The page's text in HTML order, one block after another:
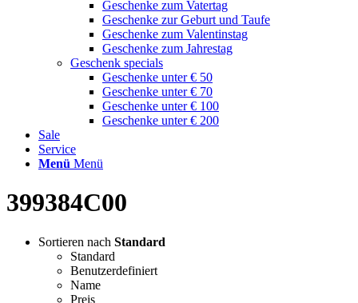
Geschenke zum Vatertag
Geschenke zur Geburt und Taufe
Geschenke zum Valentinstag
Geschenke zum Jahrestag
Geschenk specials
Geschenke unter € 50
Geschenke unter € 70
Geschenke unter € 100
Geschenke unter € 200
Sale
Service
Menü Menü
399384C00
Sortieren nach Standard
Standard
Benutzerdefiniert
Name
Preis